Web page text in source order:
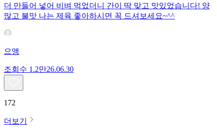
더 만들어 넣어 비벼 먹었더니 간이 딱 맞고 맛있었습니다! 양
많고 불맛 나는 제육 좋아하시면 꼭 드셔보세요~^^
으앵
조회수 1.2만26.06.30
172
더보기